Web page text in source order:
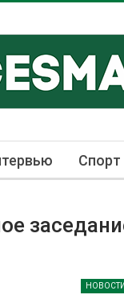
Спорт
НОВОСТИ